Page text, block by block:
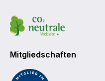
Mitgliedschaften